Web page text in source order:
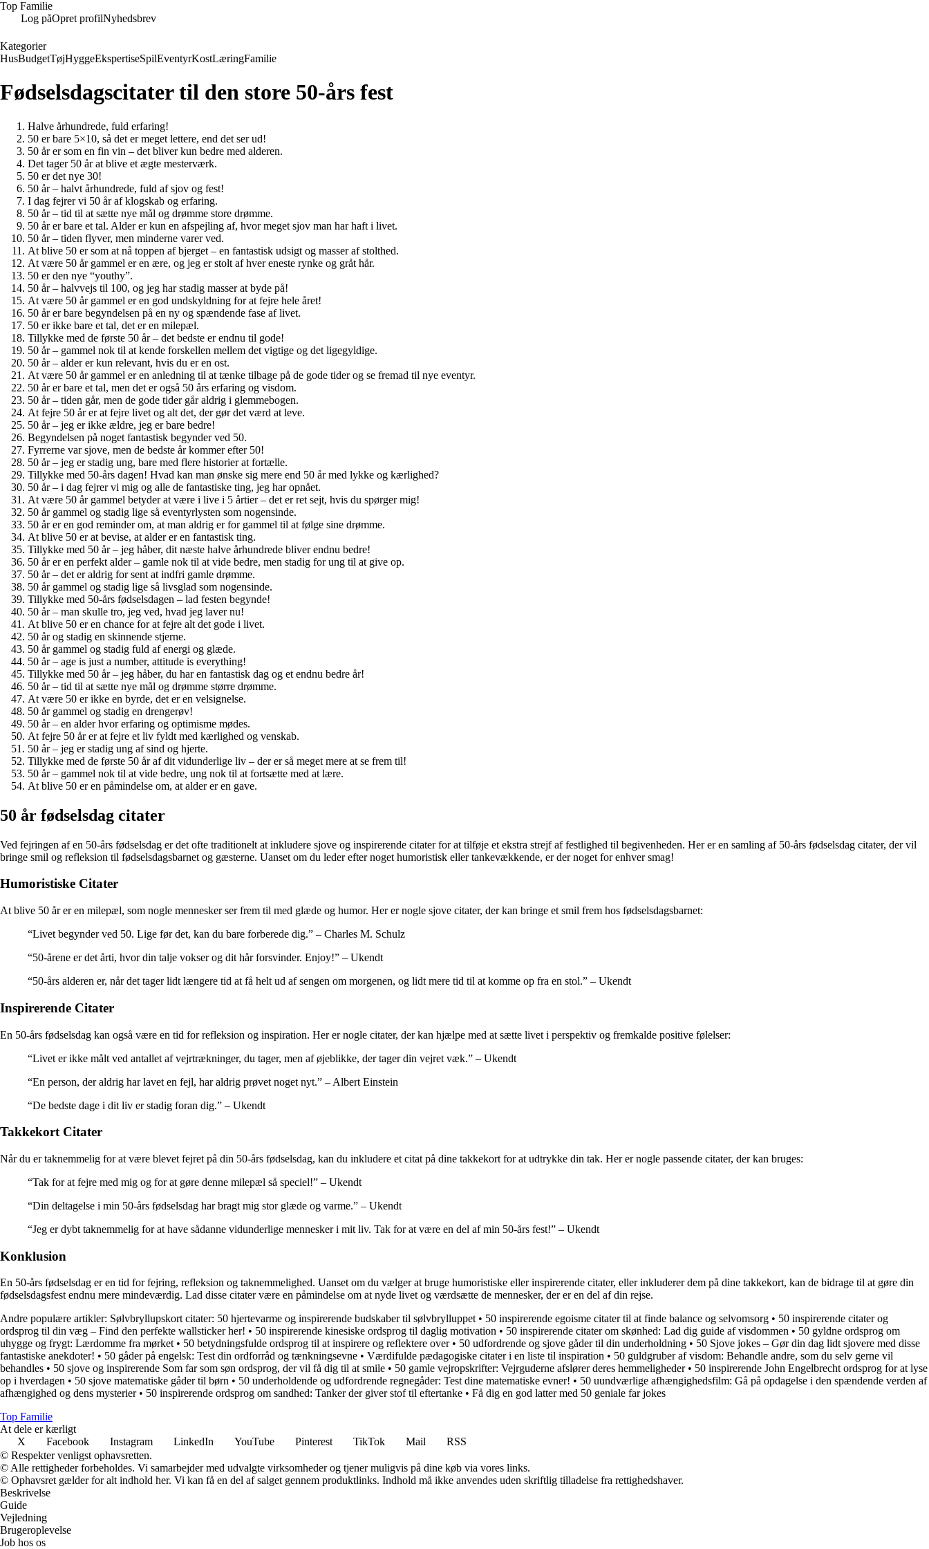
Top Familie
Log påOpret profilNyhedsbrev
Kategorier
HusBudgetTøjHyggeEkspertiseSpilEventyrKostLæringFamilie
Fødselsdagscitater til den store 50-års fest
Halve århundrede, fuld erfaring!
50 er bare 5×10, så det er meget lettere, end det ser ud!
50 år er som en fin vin – det bliver kun bedre med alderen.
Det tager 50 år at blive et ægte mesterværk.
50 er det nye 30!
50 år – halvt århundrede, fuld af sjov og fest!
I dag fejrer vi 50 år af klogskab og erfaring.
50 år – tid til at sætte nye mål og drømme store drømme.
50 år er bare et tal. Alder er kun en afspejling af, hvor meget sjov man har haft i livet.
50 år – tiden flyver, men minderne varer ved.
At blive 50 er som at nå toppen af bjerget – en fantastisk udsigt og masser af stolthed.
At være 50 år gammel er en ære, og jeg er stolt af hver eneste rynke og gråt hår.
50 er den nye “youthy”.
50 år – halvvejs til 100, og jeg har stadig masser at byde på!
At være 50 år gammel er en god undskyldning for at fejre hele året!
50 år er bare begyndelsen på en ny og spændende fase af livet.
50 er ikke bare et tal, det er en milepæl.
Tillykke med de første 50 år – det bedste er endnu til gode!
50 år – gammel nok til at kende forskellen mellem det vigtige og det ligegyldige.
50 år – alder er kun relevant, hvis du er en ost.
At være 50 år gammel er en anledning til at tænke tilbage på de gode tider og se fremad til nye eventyr.
50 år er bare et tal, men det er også 50 års erfaring og visdom.
50 år – tiden går, men de gode tider går aldrig i glemmebogen.
At fejre 50 år er at fejre livet og alt det, der gør det værd at leve.
50 år – jeg er ikke ældre, jeg er bare bedre!
Begyndelsen på noget fantastisk begynder ved 50.
Fyrrerne var sjove, men de bedste år kommer efter 50!
50 år – jeg er stadig ung, bare med flere historier at fortælle.
Tillykke med 50-års dagen! Hvad kan man ønske sig mere end 50 år med lykke og kærlighed?
50 år – i dag fejrer vi mig og alle de fantastiske ting, jeg har opnået.
At være 50 år gammel betyder at være i live i 5 årtier – det er ret sejt, hvis du spørger mig!
50 år gammel og stadig lige så eventyrlysten som nogensinde.
50 år er en god reminder om, at man aldrig er for gammel til at følge sine drømme.
At blive 50 er at bevise, at alder er en fantastisk ting.
Tillykke med 50 år – jeg håber, dit næste halve århundrede bliver endnu bedre!
50 år er en perfekt alder – gamle nok til at vide bedre, men stadig for ung til at give op.
50 år – det er aldrig for sent at indfri gamle drømme.
50 år gammel og stadig lige så livsglad som nogensinde.
Tillykke med 50-års fødselsdagen – lad festen begynde!
50 år – man skulle tro, jeg ved, hvad jeg laver nu!
At blive 50 er en chance for at fejre alt det gode i livet.
50 år og stadig en skinnende stjerne.
50 år gammel og stadig fuld af energi og glæde.
50 år – age is just a number, attitude is everything!
Tillykke med 50 år – jeg håber, du har en fantastisk dag og et endnu bedre år!
50 år – tid til at sætte nye mål og drømme større drømme.
At være 50 er ikke en byrde, det er en velsignelse.
50 år gammel og stadig en drengerøv!
50 år – en alder hvor erfaring og optimisme mødes.
At fejre 50 år er at fejre et liv fyldt med kærlighed og venskab.
50 år – jeg er stadig ung af sind og hjerte.
Tillykke med de første 50 år af dit vidunderlige liv – der er så meget mere at se frem til!
50 år – gammel nok til at vide bedre, ung nok til at fortsætte med at lære.
At blive 50 er en påmindelse om, at alder er en gave.
50 år fødselsdag citater
Ved fejringen af en 50-års fødselsdag er det ofte traditionelt at inkludere sjove og inspirerende citater for at tilføje et ekstra strejf af festlighed til begivenheden. Her er en samling af 50-års fødselsdag citater, der vil
bringe smil og refleksion til fødselsdagsbarnet og gæsterne. Uanset om du leder efter noget humoristisk eller tankevækkende, er der noget for enhver smag!
Humoristiske Citater
At blive 50 år er en milepæl, som nogle mennesker ser frem til med glæde og humor. Her er nogle sjove citater, der kan bringe et smil frem hos fødselsdagsbarnet:
“Livet begynder ved 50. Lige før det, kan du bare forberede dig.” – Charles M. Schulz
“50-årene er det årti, hvor din talje vokser og dit hår forsvinder. Enjoy!” – Ukendt
“50-års alderen er, når det tager lidt længere tid at få helt ud af sengen om morgenen, og lidt mere tid til at komme op fra en stol.” – Ukendt
Inspirerende Citater
En 50-års fødselsdag kan også være en tid for refleksion og inspiration. Her er nogle citater, der kan hjælpe med at sætte livet i perspektiv og fremkalde positive følelser:
“Livet er ikke målt ved antallet af vejrtrækninger, du tager, men af ​​øjeblikke, der tager din vejret væk.” – Ukendt
“En person, der aldrig har lavet en fejl, har aldrig prøvet noget nyt.” – Albert Einstein
“De bedste dage i dit liv er stadig foran dig.” – Ukendt
Takkekort Citater
Når du er taknemmelig for at være blevet fejret på din 50-års fødselsdag, kan du inkludere et citat på dine takkekort for at udtrykke din tak. Her er nogle passende citater, der kan bruges:
“Tak for at fejre med mig og for at gøre denne milepæl så speciel!” – Ukendt
“Din deltagelse i min 50-års fødselsdag har bragt mig stor glæde og varme.” – Ukendt
“Jeg er dybt taknemmelig for at have sådanne vidunderlige mennesker i mit liv. Tak for at være en del af min 50-års fest!” – Ukendt
Konklusion
En 50-års fødselsdag er en tid for fejring, refleksion og taknemmelighed. Uanset om du vælger at bruge humoristiske eller inspirerende citater, eller inkluderer dem på dine takkekort, kan de bidrage til at gøre din
fødselsdagsfest endnu mere mindeværdig. Lad disse citater være en påmindelse om at nyde livet og værdsætte de mennesker, der er en del af din rejse.
Andre populære artikler: Sølvbryllupskort citater: 50 hjertevarme og inspirerende budskaber til sølvbrylluppet• 50 inspirerende egoisme citater til at finde balance og selvomsorg • 50 inspirerende citater og
ordsprog til din væg – Find den perfekte wallsticker her! • 50 inspirerende kinesiske ordsprog til daglig motivation • 50 inspirerende citater om skønhed: Lad dig guide af visdommen • 50 gyldne ordsprog om
uhygge og frygt: Lærdomme fra mørket• 50 betydningsfulde ordsprog til at inspirere og reflektere over• 50 udfordrende og sjove gåder til din underholdning • 50 Sjove jokes – Gør din dag lidt sjovere med disse
fantastiske anekdoter! • 50 gåder på engelsk: Test din ordforråd og tænkningsevne • Værdifulde pædagogiske citater i en liste til inspiration • 50 guldgruber af visdom: Behandle andre, som du selv gerne vil
behandles • 50 sjove og inspirerende Som far som søn ordsprog, der vil få dig til at smile • 50 gamle vejropskrifter: Vejrguderne afslører deres hemmeligheder• 50 inspirerende John Engelbrecht ordsprog for at lyse
op i hverdagen • 50 sjove matematiske gåder til børn • 50 underholdende og udfordrende regnegåder: Test dine matematiske evner! • 50 uundværlige afhængighedsfilm: Gå på opdagelse i den spændende verden af
afhængighed og dens mysterier• 50 inspirerende ordsprog om sandhed: Tanker der giver stof til eftertanke • Få dig en god latter med 50 geniale far jokes
Top Familie
At dele er kærligt
X
Facebook Instagram LinkedIn YouTube Pinterest TikTok Mail
RSS
© Respekter venligst ophavsretten.
© Alle rettigheder forbeholdes. Vi samarbejder med udvalgte virksomheder og tjener muligvis på dine køb via vores links.
© Ophavsret gælder for alt indhold her. Vi kan få en del af salget gennem produktlinks. Indhold må ikke anvendes uden skriftlig tilladelse fra rettighedshaver.
Beskrivelse
Guide
Vejledning
Brugeroplevelse
Job hos os